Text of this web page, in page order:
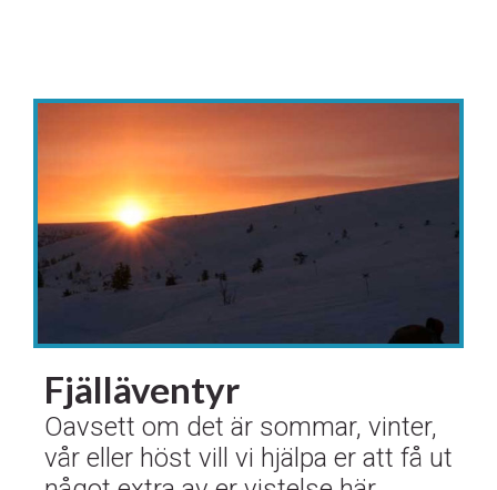
Fjälläventyr
Oavsett om det är sommar, vinter,
vår eller höst vill vi hjälpa er att få ut